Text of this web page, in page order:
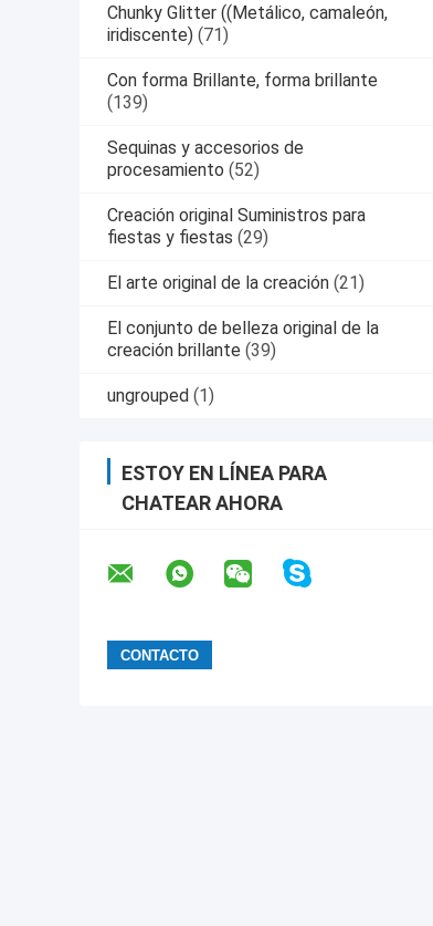
Chunky Glitter ((Metálico, camaleón,
iridiscente) (71)
Con forma Brillante, forma brillante
(139)
Sequinas y accesorios de
procesamiento (52)
Creación original Suministros para
fiestas y fiestas (29)
El arte original de la creación (21)
El conjunto de belleza original de la
creación brillante (39)
ungrouped (1)
ESTOY EN LÍNEA PARA
CHATEAR AHORA